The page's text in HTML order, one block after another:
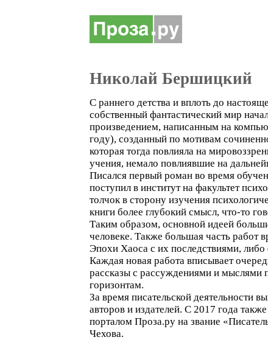
Николай Бершицкий
С раннего детства и вплоть до
собственный фантастический мир
произведением, написанным на
году), созданный по мотивам
которая тогда повлияла на
учения, немало повлиявшие на
Писался первый роман во время
поступил в институт на факультет
толчок в сторону изучения
книги более глубокий смысл, что-то
Таким образом, основной идеей
человеке. Также большая часть работ
Эпохи Хаоса с их последствиями,
Каждая новая работа вписывает
рассказы с рассуждениями и мыслями
горизонтам.
За время писательской деятельности
авторов и издателей. С 2017 года
порталом Проза.ру на звание
Чехова.